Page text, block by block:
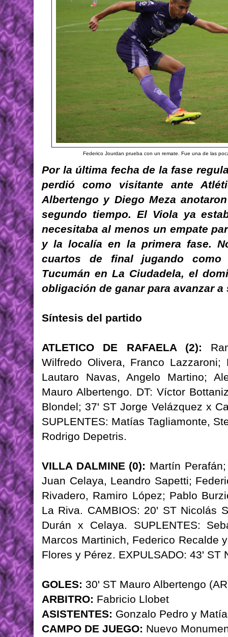
Federico Jourdan prueba con un remate. Fue una de las
Por la última fecha de la fase
perdió como visitante ante
Albertengo y Diego Meza
segundo tiempo. El Viola ya
necesitaba al menos un empate
y la localía en la primera fase.
cuartos de final jugando
Tucumán en La Ciudadela, el
obligación de ganar para avanzar a
Síntesis del partido
ATLETICO DE RAFAELA (2):
Wilfredo Olivera, Franco
Lautaro Navas, Angelo Martino;
Mauro Albertengo. DT: Víctor
Blondel; 37' ST Jorge Velázquez x
SUPLENTES: Matías Tagliamonte,
Rodrigo Depetris.
VILLA DALMINE (0): Martín
Juan Celaya, Leandro Sapetti;
Rivadero, Ramiro López; Pablo
La Riva. CAMBIOS: 20' ST Nicolás
Durán x Celaya. SUPLENTES:
Marcos Martinich, Federico Recalde
Flores y Pérez. EXPULSADO: 43' ST
GOLES: 30' ST Mauro Albertengo
ARBITRO: Fabricio Llobet
ASISTENTES: Gonzalo Pedro y
CAMPO DE JUEGO: Nuevo